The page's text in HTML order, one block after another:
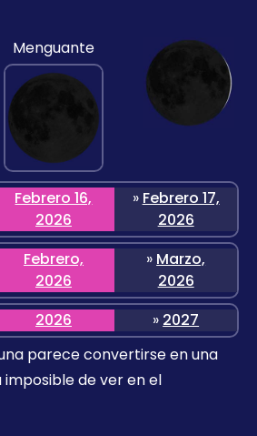
Menguante
Febrero 16,
2026
» Febrero 17,
2026
Febrero,
2026
» Marzo,
2026
2026 » 2027
parece convertirse en una
de ver en el